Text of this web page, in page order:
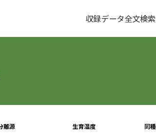
収録データ全文検索